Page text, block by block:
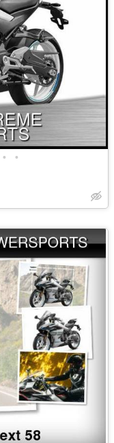
• •